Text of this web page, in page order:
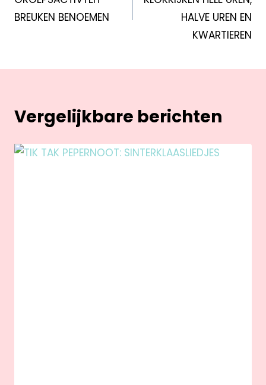
BREUKEN BENOEMEN
HALVE UREN EN
KWARTIEREN
Vergelijkbare berichten